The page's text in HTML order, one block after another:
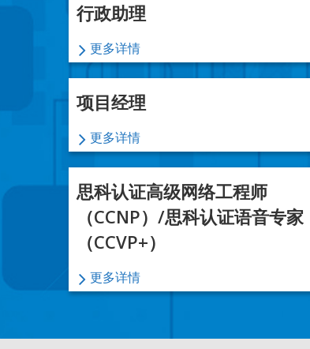
行政助理
更多详情
项目经理
更多详情
思科认证高级网络工程师
（CCNP）/思科认证语音专家
（CCVP+）
更多详情